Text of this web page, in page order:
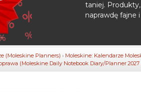
taniej.
naprawdę fajne
(Moleskine Planners) › Moleskine: Kalendarze
(Moleskine Daily Notebook Diary/Planner 2027